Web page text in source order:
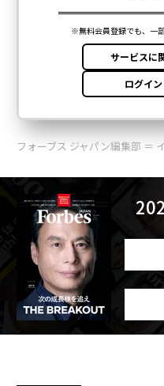
フォーブス ジャパン編集部 ＝